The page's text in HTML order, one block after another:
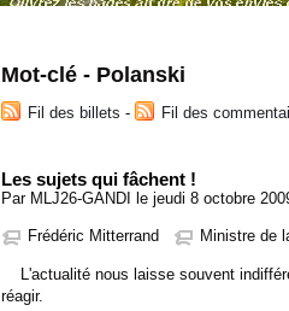
Mot-clé - Polanski
Fil des billets - Fil des
Les sujets qui fâchent !
Par MLJ26-GANDI le jeudi 8 octobre
Frédéric Mitterrand Ministre de
L'actualité nous laisse souvent
réagir.